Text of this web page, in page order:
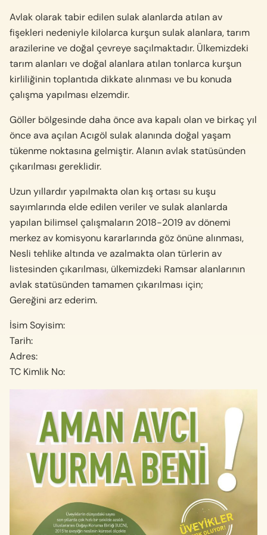
Avlak olarak tabir edilen sulak alanlarda atılan av
fişekleri nedeniyle kilolarca kurşun sulak alanlara, tarım
arazilerine ve doğal çevreye saçılmaktadır. Ülkemizdeki
tarım alanları ve doğal alanlara atılan tonlarca kurşun
kirliliğinin toplantıda dikkate alınması ve bu konuda
çalışma yapılması elzemdir.
Göller bölgesinde daha önce ava kapalı olan ve birkaç yıl
önce ava açılan Acıgöl sulak alanında doğal yaşam
tükenme noktasına gelmiştir. Alanın avlak statüsünden
çıkarılması gereklidir.
Uzun yıllardır yapılmakta olan kış ortası su kuşu
sayımlarında elde edilen veriler ve sulak alanlarda
yapılan bilimsel çalışmaların 2018-2019 av dönemi
merkez av komisyonu kararlarında göz önüne alınması,
Nesli tehlike altında ve azalmakta olan türlerin av
listesinden çıkarılması, ülkemizdeki Ramsar alanlarının
avlak statüsünden tamamen çıkarılması için;
Gereğini arz ederim.
İsim Soyisim:
Tarih:
Adres:
TC Kimlik No: